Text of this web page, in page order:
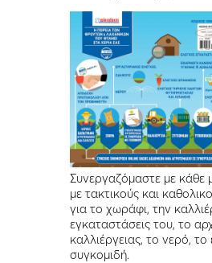
Συνεργαζόμαστε με
με τακτικούς και
για το χωράφι, την
εγκαταστάσεις του, το
καλλιέργειας, το νερό,
συγκομιδή.